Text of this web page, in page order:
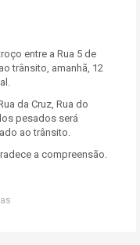
entre a Rua 5 de
trânsito, amanhã, 12
da Cruz, Rua do
pesados será
ao trânsito.
a compreensão.